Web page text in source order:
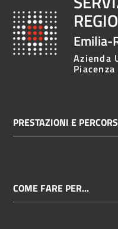
Emilia-
Azienda
Piacenza
PRESTAZIONI E
COME FARE PER...